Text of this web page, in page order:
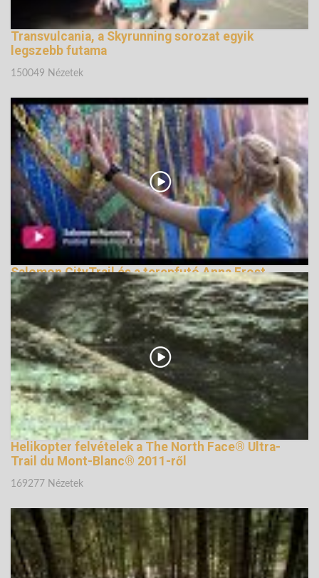
Transvulcania, a Skyrunning sorozat egyik
legszebb futama
150049 Nézetek
Salomon CityTrail és a terepfutó Anna Frost
164749 Nézetek
Helikopter felvételek a The North Face® Ultra-
Trail du Mont-Blanc® 2011-ről
169277 Nézetek